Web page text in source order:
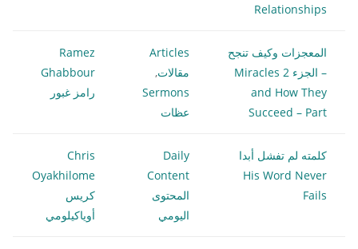
Relationships
المعجزات وكيف تنجح
– الجزء 2 Miracles
and How They
Succeed – Part
Articles
مقالات,
Sermons
عظات
Ramez
Ghabbour
رامز غبور
كلمته لم تفشل أبدا
His Word Never
Fails
Daily
Content
المحتوى
اليومي
Chris
Oyakhilome
كريس
أوياكيلومي